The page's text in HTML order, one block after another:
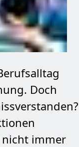
Doch
nicht immer